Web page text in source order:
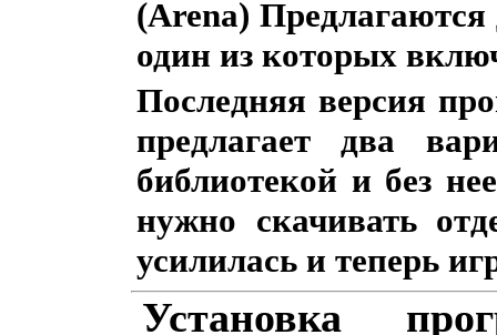
(Arena) Предлагаются
один из которых
Последняя версия
предлагает два
библиотекой и без
нужно скачивать
усилилась и теперь
Установка